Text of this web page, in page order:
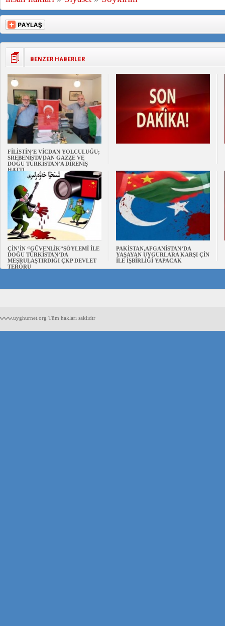
BENZER HABERLER
FİLİSTİN’E VİCDAN YOLCULUĞU;
SREBENİSTA’DAN GAZZE VE
DOĞU TÜRKİSTAN’A DİRENİŞ
HATTI
ÇİN’İN “GÜVENLİK”SÖYLEMİ İLE
DOĞU TÜRKİSTAN’DA
MEŞRULAŞTIRDIĞI ÇKP DEVLET
TERÖRÜ
PAKİSTAN,AFGANİSTAN’DA
YAŞAYAN UYGURLARA KARŞI ÇİN
İLE İŞBİRLİĞİ YAPACAK
www.uyghurnet.org Tüm hakları saklıdır